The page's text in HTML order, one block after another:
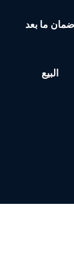
ضمان ما بعد
البيع